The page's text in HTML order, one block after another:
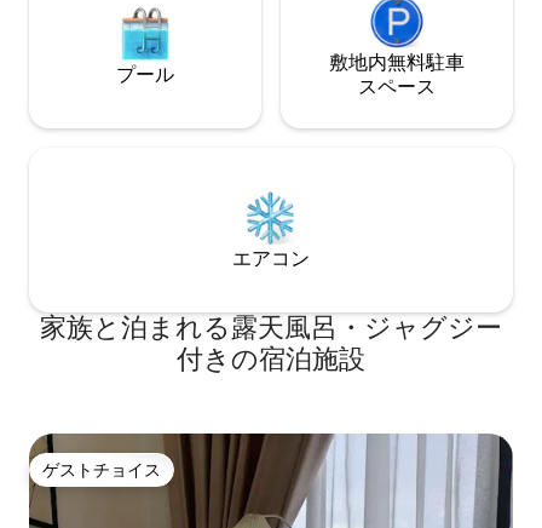
プール
敷地内無料駐⁠車
ス⁠ペ⁠ー⁠ス
エアコン
家族と泊まれる露天風呂・ジャグジー
付きの宿泊施設
ゲストチョイス
ゲストチョイス